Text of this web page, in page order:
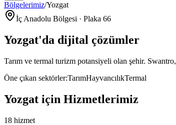
Bölgelerimiz/Yozgat
İç Anadolu Bölgesi · Plaka 66
Yozgat'da dijital çözümler
Tarım ve termal turizm potansiyeli olan şehir. Swantro,
Öne çıkan sektörler:TarımHayvancılıkTermal
Yozgat için Hizmetlerimiz
18 hizmet